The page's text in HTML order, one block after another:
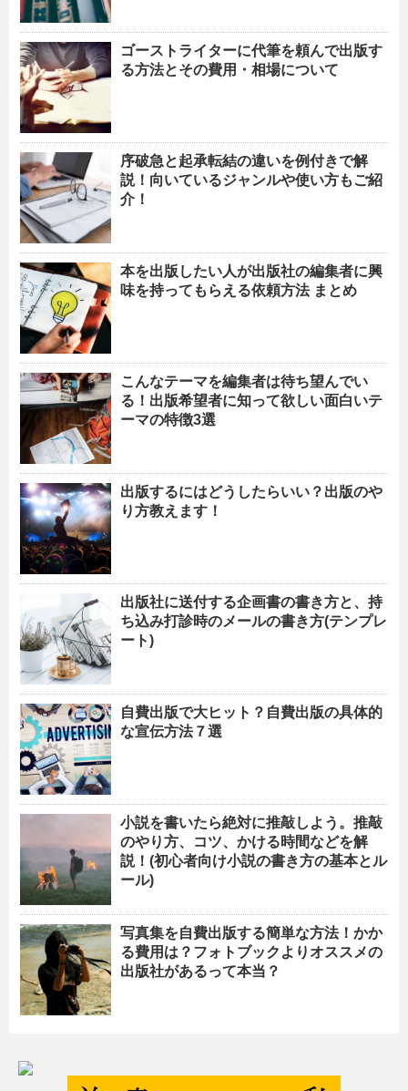
ゴーストライターに代筆を頼んで出版す
る方法とその費用・相場について
序破急と起承転結の違いを例付きで解
説！向いているジャンルや使い方もご紹
介！
本を出版したい人が出版社の編集者に興
味を持ってもらえる依頼方法 まとめ
こんなテーマを編集者は待ち望んでい
る！出版希望者に知って欲しい面白いテ
ーマの特徴3選
出版するにはどうしたらいい？出版のや
り方教えます！
出版社に送付する企画書の書き方と、持
ち込み打診時のメールの書き方(テンプレ
ート)
自費出版で大ヒット？自費出版の具体的
な宣伝方法７選
小説を書いたら絶対に推敲しよう。推敲
のやり方、コツ、かける時間などを解
説！(初心者向け小説の書き方の基本とル
ール)
写真集を自費出版する簡単な方法！かか
る費用は？フォトブックよりオススメの
出版社があるって本当？